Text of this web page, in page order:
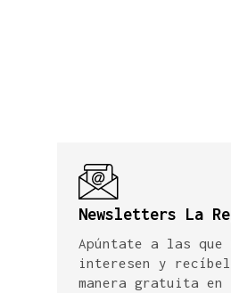
Newsletters La
Apúntate a las que
interesen y
manera gratuita